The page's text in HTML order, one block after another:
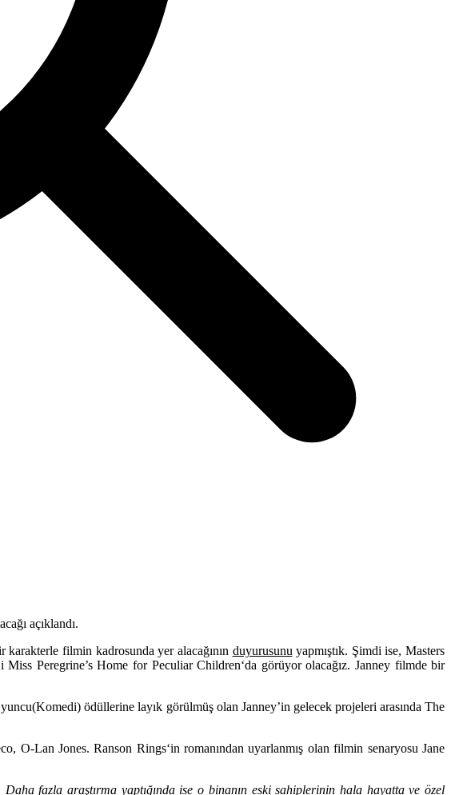
açıklandı.
karakterle filmin kadrosunda yer alacağının duyurusunu yapmıştık. Şimdi ise, Masters
Miss Peregrine’s Home for Peculiar Children‘da görüyor olacağız. Janney filmde bir
ödüllerine layık görülmüş olan Janney’in gelecek projeleri arasında The
O-Lan Jones.Ranson Rings‘in romanından uyarlanmış olan filmin senaryosuJane
fazla araştırma yaptığında ise o binanın eski sahiplerinin hala hayatta ve özel